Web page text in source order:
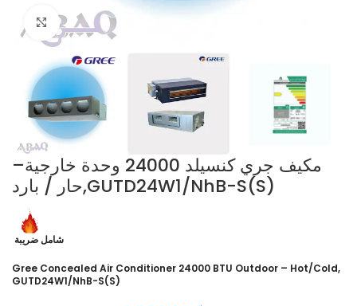
Click to enlarge
مكيف جري كنسيلد 24000 وحدة خارجية–
حار / بارد,GUTD24W1/NhB-S(S)
شامل ضريبة
Gree Concealed Air Conditioner 24000 BTU Outdoor – Hot/Cold,
GUTD24W1/NhB-S(S)